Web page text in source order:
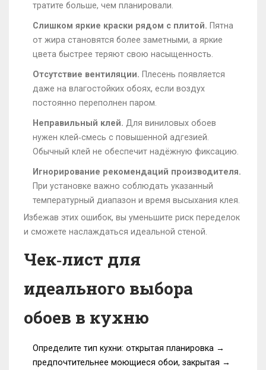
тратите больше, чем планировали.
Слишком яркие краски рядом с плитой. Пятна
от жира становятся более заметными, а яркие
цвета быстрее теряют свою насыщенность.
Отсутствие вентиляции. Плесень появляется
даже на влагостойких обоях, если воздух
постоянно переполнен паром.
Неправильный клей. Для виниловых обоев
нужен клей‑смесь с повышенной адгезией.
Обычный клей не обеспечит надёжную фиксацию.
Игнорирование рекомендаций производителя.
При установке важно соблюдать указанный
температурный диапазон и время высыхания клея.
Избежав этих ошибок, вы уменьшите риск переделок
и сможете наслаждаться идеальной стеной.
Чек‑лист для
идеального выбора
обоев в кухню
Определите тип кухни: открытая планировка →
предпочтительнее моющиеся обои, закрытая →